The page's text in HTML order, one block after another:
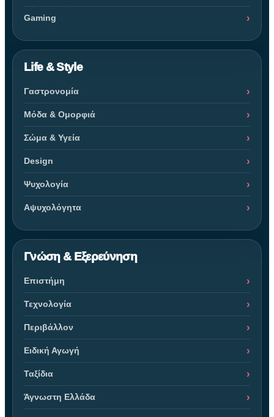
Gaming
Life & Style
Γαστρονομία
Μόδα & Ομορφιά
Σώμα & Υγεία
Design
Ψυχολογία
Αψυχολόγητα
Γνώση & Εξερεύνηση
Επιστήμη
Τεχνολογία
Περιβάλλον
Ειδική Αγωγή
Ταξίδια
Άγνωστη Ελλάδα